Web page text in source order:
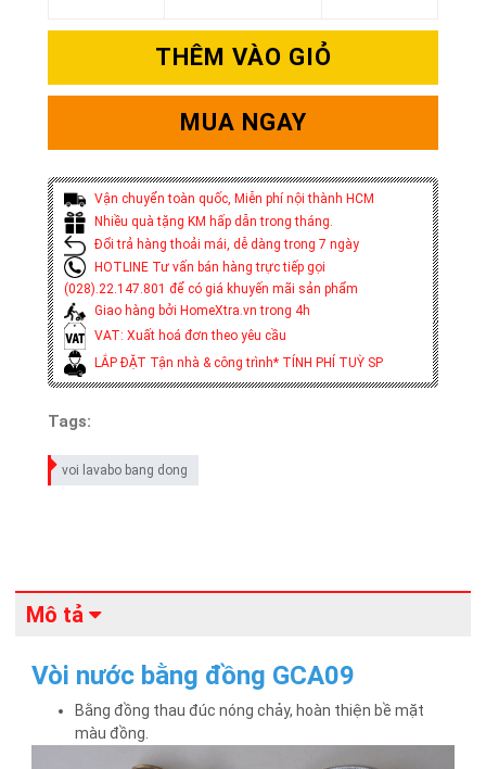
THÊM VÀO GIỎ
MUA NGAY
Vận chuyển toàn quốc, Miễn phí nội thành HCM
Nhiều quà tặng KM hấp dẫn trong tháng.
Đổi trả hàng thoải mái, dễ dàng trong 7 ngày
HOTLINE Tư vấn bán hàng trực tiếp gọi
(028).22.147.801 để có giá khuyến mãi sản phẩm
Giao hàng bởi HomeXtra.vn trong 4h
VAT: Xuất hoá đơn theo yêu cầu
LẮP ĐẶT Tận nhà & công trình* TÍNH PHÍ TUỲ SP
Tags:
voi lavabo bang dong
Mô tả
Vòi nước bằng đồng GCA09
Bằng đồng thau đúc nóng chảy, hoàn thiện bề mặt
màu đồng.